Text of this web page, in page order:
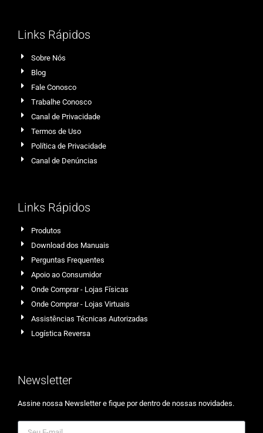
Links Rápidos
Sobre Nós
Blog
Fale Conosco
Trabalhe Conosco
Canal de Privacidade
Termos de Uso
Política de Privacidade
Canal de Denúncias
Links Rápidos
Produtos
Download dos Manuais
Perguntas Frequentes
Apoio ao Consumidor
Onde Comprar - Lojas Físicas
Onde Comprar - Lojas Virtuais
Assistências Técnicas Autorizadas
Logística Reversa
Newsletter
Assine nossa Newsletter e fique por dentro de nossas novidades.